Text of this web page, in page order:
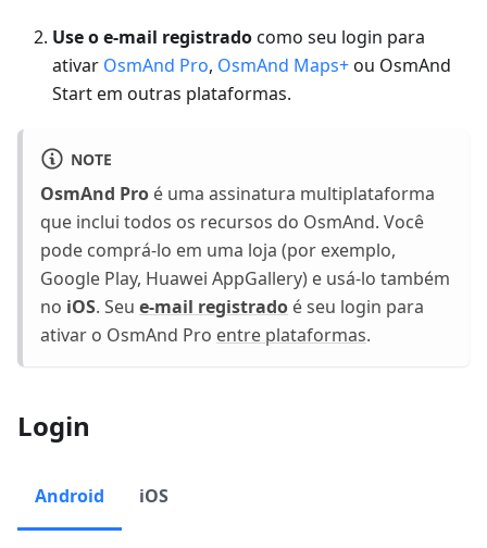
Use o e-mail registradocomo seu login para
ativar OsmAnd Pro, OsmAnd Maps+ou OsmAnd
Start em outras plataformas.
NOTE
OsmAnd Pro é uma assinatura multiplataforma
que inclui todos os recursos do OsmAnd. Você
pode comprá-lo em uma loja (por exemplo,
Google Play, Huawei AppGallery) e usá-lo também
no iOS. Seu e-mail registrado é seu login para
ativar o OsmAnd Pro entre plataformas.
Login
Android iOS